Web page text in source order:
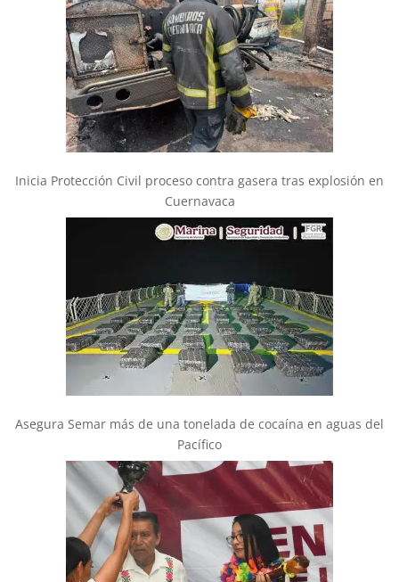
Inicia Protección Civil proceso contra gasera tras explosión en
Cuernavaca
Asegura Semar más de una tonelada de cocaína en aguas del
Pacífico